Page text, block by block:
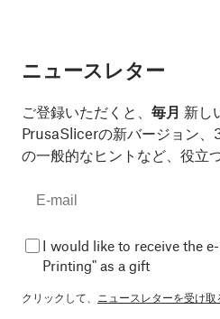
ニュースレター
ご登録いただくと、 毎月 新し
PrusaSlicerの新バージョン、
の一般的なヒントなど、役立
I would like to receive the
Printing" as a gift
クリックして、 ニュースレターを受け取